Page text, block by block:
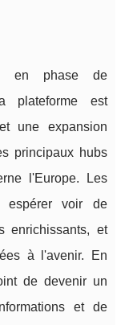
en phase de
plateforme est
une expansion
principaux hubs
l'Europe. Les
espérer voir de
enrichissants, et
à l'avenir. En
de devenir un
et de